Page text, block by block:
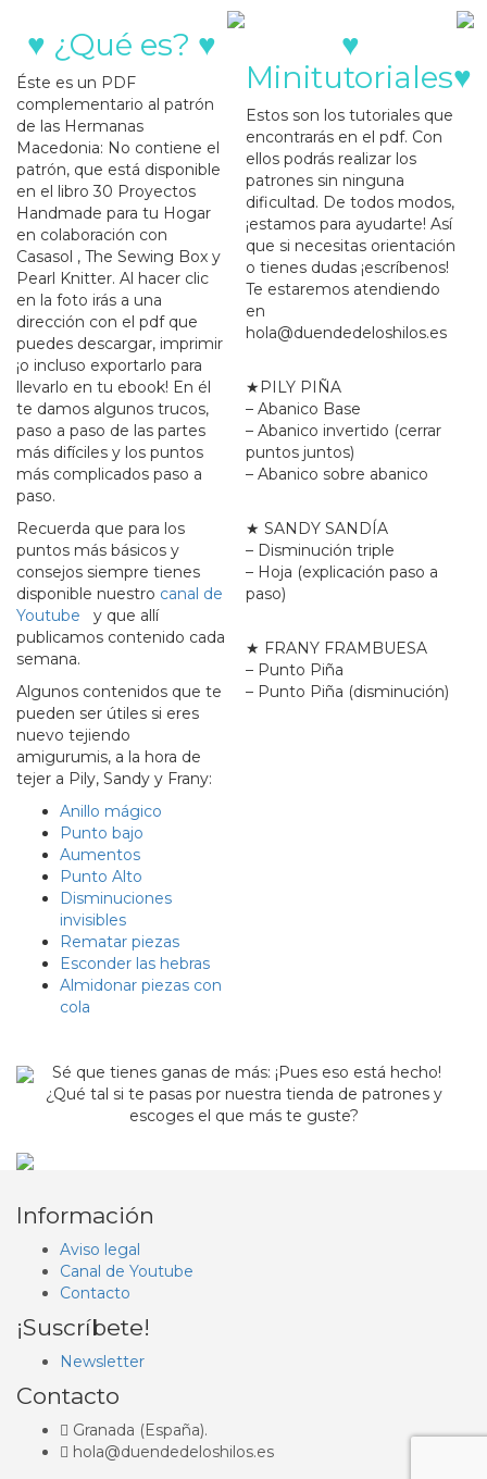
♥ ¿Qué es? ♥
Éste es un PDF
complementario al patrón
de las Hermanas
Macedonia: No contiene el
patrón, que está disponible
en el libro 30 Proyectos
Handmade para tu Hogar
en colaboración con
Casasol , The Sewing Box y
Pearl Knitter. Al hacer clic
en la foto irás a una
dirección con el pdf que
puedes descargar, imprimir
¡o incluso exportarlo para
llevarlo en tu ebook! En él
te damos algunos trucos,
paso a paso de las partes
más difíciles y los puntos
más complicados paso a
paso.
Recuerda que para los
puntos más básicos y
consejos siempre tienes
disponible nuestro canal de
Youtube
y que allí
publicamos contenido cada
semana.
Algunos contenidos que te
pueden ser útiles si eres
nuevo tejiendo
amigurumis, a la hora de
tejer a Pily, Sandy y Frany:
Anillo mágico
Punto bajo
Aumentos
Punto Alto
Disminuciones
invisibles
Rematar piezas
Esconder las hebras
Almidonar piezas con
cola
♥
Minitutoriales♥
Estos son los tutoriales que
encontrarás en el pdf. Con
ellos podrás realizar los
patrones sin ninguna
dificultad. De todos modos,
¡estamos para ayudarte! Así
que si necesitas orientación
o tienes dudas ¡escríbenos!
Te estaremos atendiendo
en
hola@duendedeloshilos.es
★PILY PIÑA
– Abanico Base
– Abanico invertido (cerrar
puntos juntos)
– Abanico sobre abanico
★ SANDY SANDÍA
– Disminución triple
– Hoja (explicación paso a
paso)
★ FRANY FRAMBUESA
– Punto Piña
– Punto Piña (disminución)
Sé que tienes ganas de más: ¡Pues eso está hecho!
¿Qué tal si te pasas por nuestra tienda de patrones y
escoges el que más te guste?
Información
Aviso legal
Canal de Youtube
Contacto
¡Suscríbete!
Newsletter
Contacto
Granada (España).
hola@duendedeloshilos.es